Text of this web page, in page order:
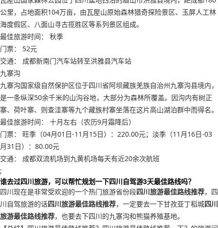
公里，占地面积104万亩，由瓦屋山原始森林猎奇探险景区、玉屏人工林
海度假区、八面山寻古揽胜区等系列景区组成。
最佳旅游时间： 秋季
门票： 52元
交通： 成都新南门汽车站转至洪雅县汽车站
九寨沟
九寨沟国家级自然保护区位于四川省阿坝藏族羌族自治州九寨沟县境内，
是一条纵深50余千米的山沟谷地，大部分为森林所覆盖。因沟内有树正
寨、荷叶寨、则查洼寨等九个藏族村寨坐落在这片高山湖泊群中而得名。
最佳旅游时间： 十月左右（农历9月霜降后）
门票： 旺季（04月01日-11月15日）：220.00元；淡季（11月16日-03
月31日）：80.00元
交通： 成都双流机场到九黄机场每天有近20余次航班
;
谁去过四川旅游，可以帮忙规划一下四川自驾游3天最佳路线吗？
四川现在是非常受欢迎的一个热门旅游省份段四川旅游最佳路线推荐，四
川自驾旅游的话四川旅游最佳路线推荐，一定要去一下甘孜亚丁稻城四川
旅游最佳路线推荐，也要去下四川的九寨沟和熊猫养殖基地。